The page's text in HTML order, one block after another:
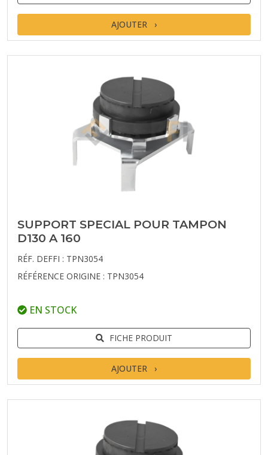
AJOUTER
SUPPORT SPECIAL POUR TAMPON
D130 A 160
RÉF. DEFFI : TPN3054
RÉFÉRENCE ORIGINE : TPN3054
EN STOCK
FICHE PRODUIT
AJOUTER